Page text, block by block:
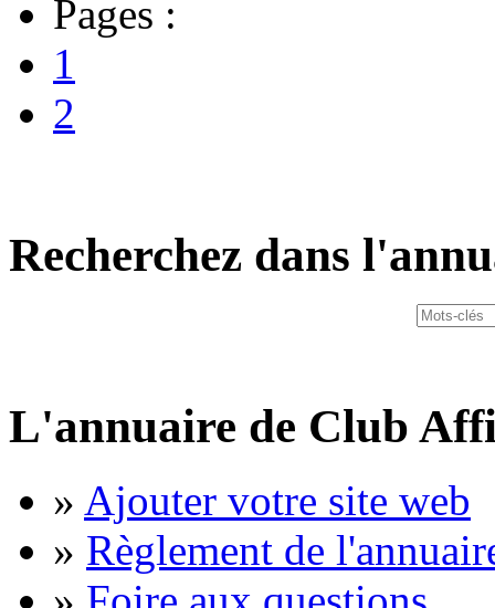
Pages :
1
2
Recherchez dans
L'annuaire de Club
» Ajouter votre site web
» Règlement de